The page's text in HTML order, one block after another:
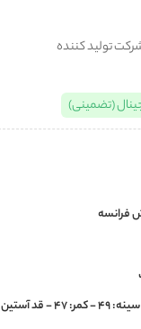
تولید کننده
فرانسه